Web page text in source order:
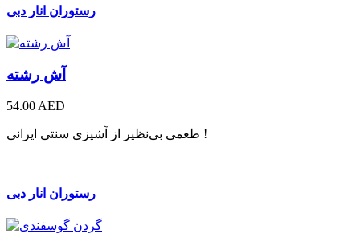
رستوران انار دبی
آش رشته
54.00 AED
طعمی بی‌نظیر از آشپزی سنتی ایرانی !
رستوران انار دبی